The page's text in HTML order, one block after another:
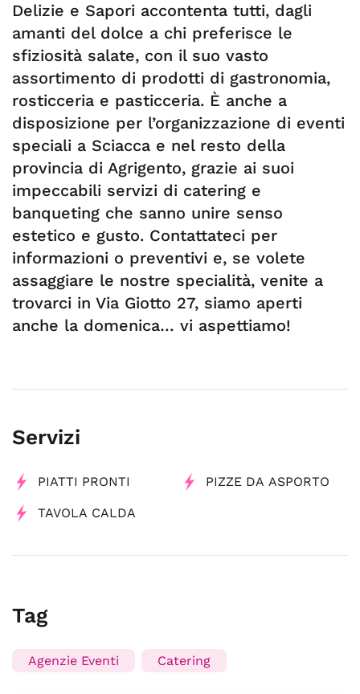
Delizie e Sapori accontenta tutti, dagli
amanti del dolce a chi preferisce le
sfiziosità salate, con il suo vasto
assortimento di prodotti di gastronomia,
rosticceria e pasticceria. È anche a
disposizione per l’organizzazione di eventi
speciali a Sciacca e nel resto della
provincia di Agrigento, grazie ai suoi
impeccabili servizi di catering e
banqueting che sanno unire senso
estetico e gusto. Contattateci per
informazioni o preventivi e, se volete
assaggiare le nostre specialità, venite a
trovarci in Via Giotto 27, siamo aperti
anche la domenica… vi aspettiamo!
Servizi
PIATTI PRONTI PIZZE DA ASPORTO
TAVOLA CALDA
Tag
Agenzie Eventi Catering